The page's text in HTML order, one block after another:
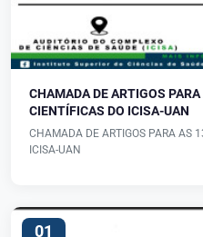
CHAMADA DE ARTIGOS
CIENTÍFICAS DO ICISA-UAN
CHAMADA DE ARTIGOS PARA AS
ICISA-UAN
01